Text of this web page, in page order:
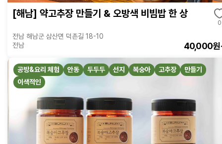
[해남] 약고추장 만들기 & 오방색 비빔밥 한 상
0
전남 해남군 삼산면 덕촌길 18-10
전남
40,000
공방&요리 체험 안동 두두두 선지 복숭아 고추장
만들기
이색적인